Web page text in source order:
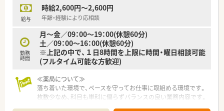
給与
時給2,600円～2,600円
年齢・経験により応相談
勤務
時間
月～金／09：00～19：00(休憩60分)
土／09：00～16：00(休憩60分)
※上記の中で、１日8時間を上限に時間・曜日相談可能
(フルタイム可能な方歓迎)
≪薬局について≫
落ち着いた環境で、ペースを守ってお仕事に取組める環境です。
枚数少なめ、科目も単科に偏らずバランスの良い業務内容です。